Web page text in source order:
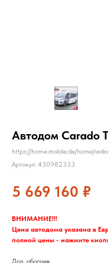
Автодом Carado
https://home.mobile.de/home/
Артикул: 430982333
5 669 160 ₽
ВНИМАНИЕ!!!
Цена автодома указана в
полной цены - нажмите
Доп. обогрев